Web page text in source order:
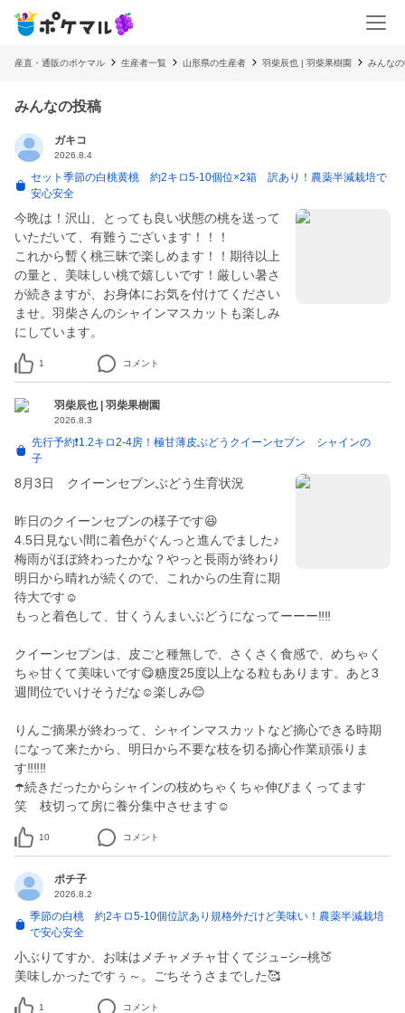
産直・通販のポケマル 生産者一覧 山形県の生産者 羽柴辰也 | 羽柴果樹園 みんな
みんなの投稿
ガキコ
2026.8.4
セット季節の白桃黄桃 約2キロ5-10個位×2箱 訳あり！農薬半減栽培で
安心安全
今晩は！沢山、とっても良い状態の桃を送って
いただいて、有難うございます！！！
これから暫く桃三昧で楽しめます！！期待以上
の量と、美味しい桃で嬉しいです！厳しい暑さ
が続きますが、お身体にお気を付けてください
ませ。羽柴さんのシャインマスカットも楽しみ
にしています。
1 コメント
羽柴辰也 | 羽柴果樹園
2026.8.3
先行予約❗️1.2キロ2-4房！極甘薄皮ぶどうクイーンセブン シャインの
子
8月3日 クイーンセブンぶどう生育状況
昨日のクイーンセブンの様子です😆
4.5日見ない間に着色がぐんっと進んでました♪
梅雨がほぼ終わったかな？やっと長雨が終わり
明日から晴れが続くので、これからの生育に期
待大です☺️
もっと着色して、甘くうんまいぶどうになってーーー‼️‼️
クイーンセブンは、皮ごと種無しで、さくさく食感で、めちゃく
ちゃ甘くて美味いです😋糖度25度以上なる粒もあります。あと3
週間位でいけそうだな☺️楽しみ😊
りんご摘果が終わって、シャインマスカットなど摘心できる時期
になって来たから、明日から不要な枝を切る摘心作業頑張りま
す‼️‼️‼️
☂️続きだったからシャインの枝めちゃくちゃ伸びまくってます
笑 枝切って房に養分集中させます☺️
10 コメント
ポチ子
2026.8.2
季節の白桃 約2キロ5-10個位訳あり規格外だけど美味い！農薬半減栽培
で安心安全
小ぶりてすか、お味はメチャメチャ甘くてジュ−シ−桃🍑
美味しかったですぅ～。ごちそうさまでした🥰
1 コメント